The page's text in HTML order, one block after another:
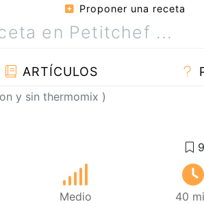
Proponer una receta
ARTÍCULOS
y sin thermomix )
Medio 40